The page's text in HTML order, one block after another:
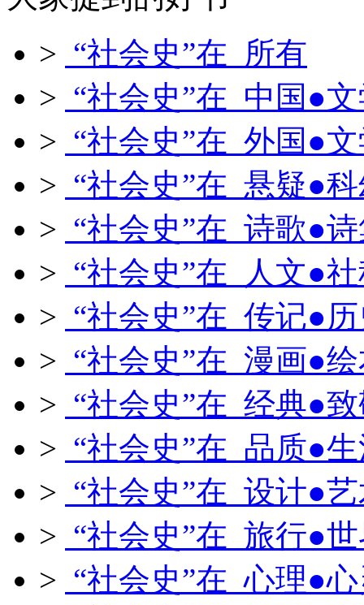
> “社会史”在 所有
> “社会史”在 中国●
> “社会史”在 外国●
> “社会史”在 悬疑●
> “社会史”在 诗歌●
> “社会史”在 人文●
> “社会史”在 传记●
> “社会史”在 漫画●
> “社会史”在 经典●
> “社会史”在 品质●
> “社会史”在 设计●
> “社会史”在 旅行●
> “社会史”在 心理●